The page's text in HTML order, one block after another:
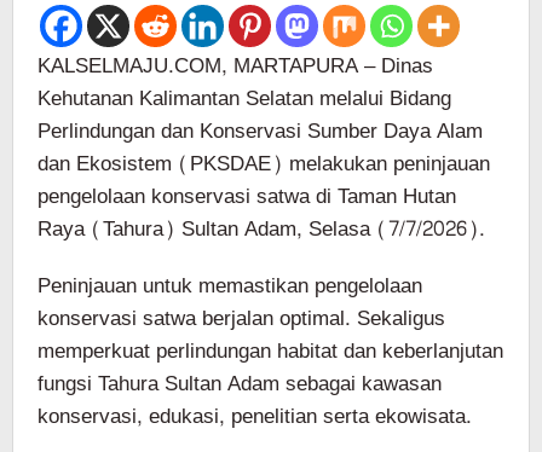
KALSELMAJU.COM, MARTAPURA – Dinas
Kehutanan Kalimantan Selatan melalui Bidang
Perlindungan dan Konservasi Sumber Daya Alam
dan Ekosistem (PKSDAE) melakukan peninjauan
pengelolaan konservasi satwa di Taman Hutan
Raya (Tahura) Sultan Adam, Selasa (7/7/2026).
Peninjauan untuk memastikan pengelolaan
konservasi satwa berjalan optimal. Sekaligus
memperkuat perlindungan habitat dan keberlanjutan
fungsi Tahura Sultan Adam sebagai kawasan
konservasi, edukasi, penelitian serta ekowisata.